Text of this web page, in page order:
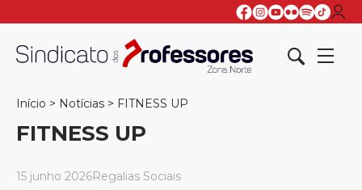
Início > Notícias > FITNESS UP
FITNESS UP
15 junho 2026Regalias Sociais